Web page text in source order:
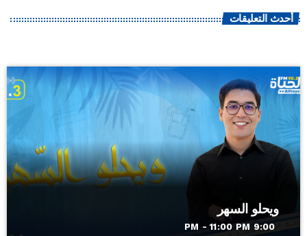
أحدث التعليقات
ويحلو السهر
9:00 PM - 11:00 PM